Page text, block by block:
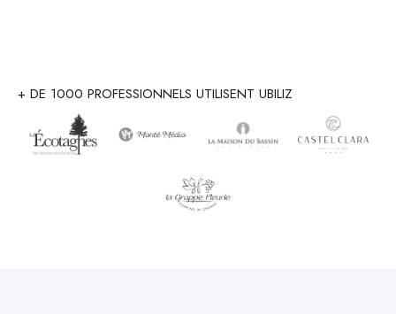
+ DE 1000 PROFESSIONNELS UTILISENT UBILIZ